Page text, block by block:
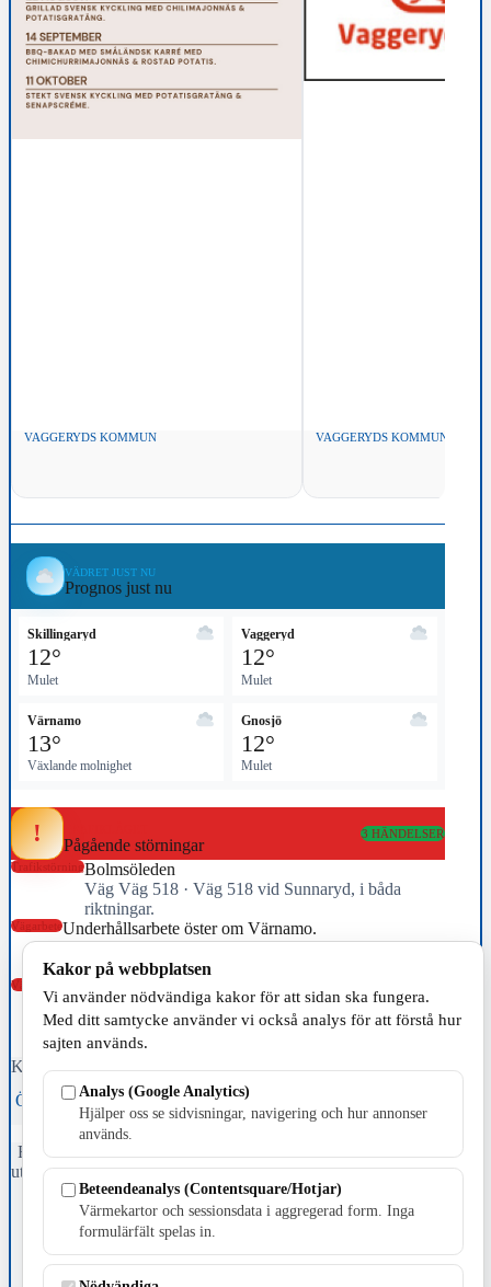
VAGGERYDS KOMMUN VAGGERYDS KOMMUN
VÄDRET JUST NU
Prognos just nu
Skillingaryd
12°
Mulet
Vaggeryd
12°
Mulet
Värnamo
13°
Växlande molnighet
Gnosjö
12°
Mulet
! Pågående störningar
3 HÄNDELSER
TrafikstörningBolmsöleden
Väg Väg 518 · Väg 518 vid Sunnaryd, i båda
riktningar.
VägarbeteUnderhållsarbete öster om Värnamo.
Väg Väg 27 · Väg 27 från Sydsvenska krysset till
Voxtorp båda riktningarna i Jönköpings län (F)
Vägarbete
Underhållsarbete söder om trafikplats Hornsborg.
Väg E4 · E4 från Trafikplats Strömsnäs-Traryd (76) till
Trafikplats Hornsborg (77) i riktning mot Värnamo i
Kronobergs län (G)
Källa: Trafikverket · uppdaterad 08:11
Öppna trafikhubben → Trafikverket →
Fristående webbtidningsföretag grundat 1991 som sedan 2002 ger
ut tidningen Skillingaryd.nu och 2010 lanserades Värnamo.nu. Från
april 2026 omfattar Skillingaryd.nu tre kommuner: Gnosjö,
Värnamo och Vaggeryds kommun.
E-post: redaktionen@skillingaryd.nu
Kakor på webbplatsen
Vi använder nödvändiga kakor för att sidan ska fungera.
Med ditt samtycke använder vi också analys för att förstå hur
sajten används.
Analys (Google Analytics)
Hjälper oss se sidvisningar, navigering och hur annonser
används.
Beteendeanalys (Contentsquare/Hotjar)
Värmekartor och sessionsdata i aggregerad form. Inga
formulärfält spelas in.